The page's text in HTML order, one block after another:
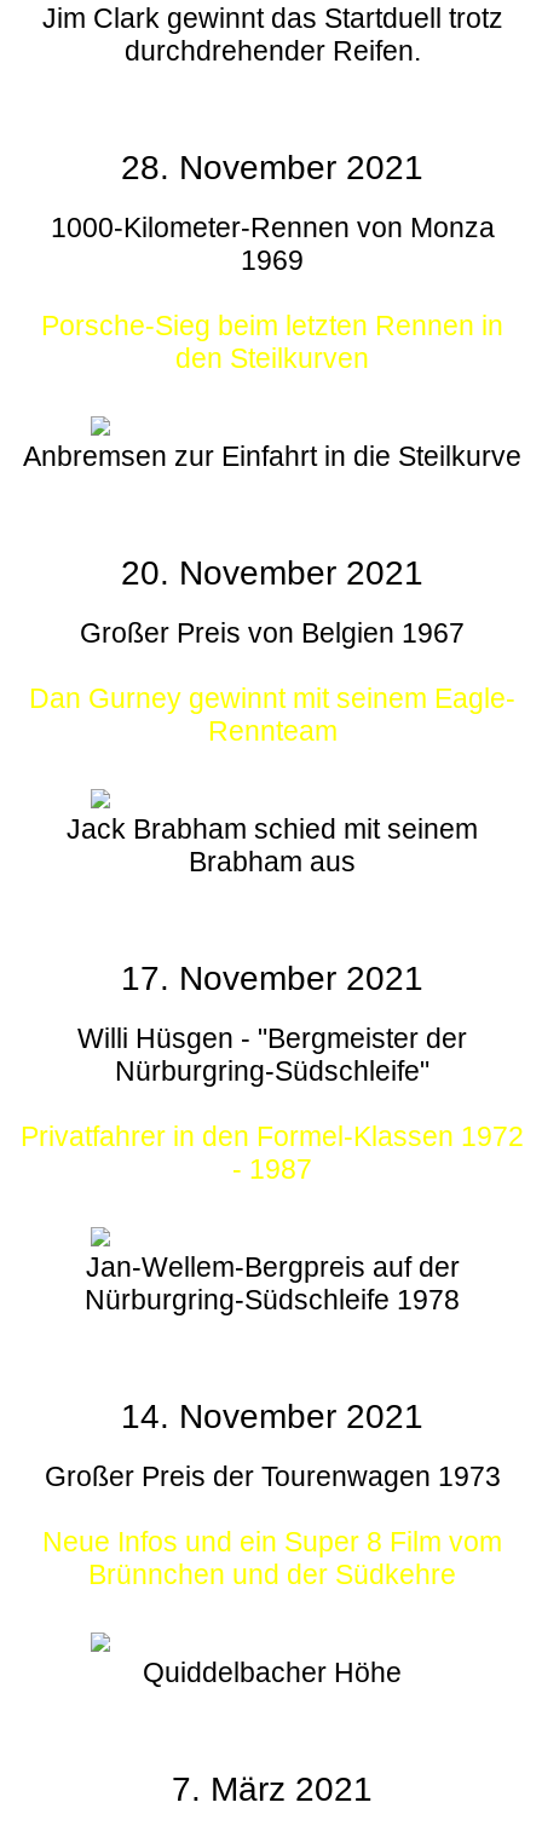
Jim Clark gewinnt das Startduell trotz
durchdrehender Reifen.
28. November 2021
1000-Kilometer-Rennen von Monza
1969
Porsche-Sieg beim letzten Rennen in
den Steilkurven
Anbremsen zur Einfahrt in die Steilkurve
20. November 2021
Großer Preis von Belgien 1967
Dan Gurney gewinnt mit seinem Eagle-
Rennteam
Jack Brabham schied mit seinem
Brabham aus
17. November 2021
Willi Hüsgen - "Bergmeister der
Nürburgring-Südschleife"
Privatfahrer in den Formel-Klassen 1972
- 1987
Jan-Wellem-Bergpreis auf der
Nürburgring-Südschleife 1978
14. November 2021
Großer Preis der Tourenwagen 1973
Neue Infos und ein Super 8 Film vom
Brünnchen und der Südkehre
Quiddelbacher Höhe
7. März 2021